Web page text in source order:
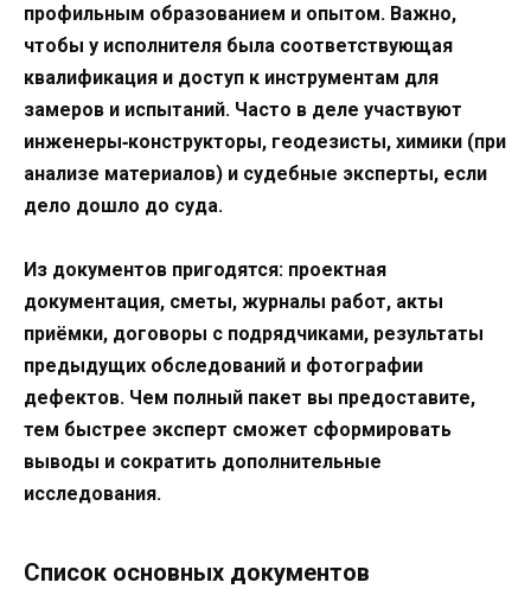
профильным образованием и опытом. Важно,
чтобы у исполнителя была соответствующая
квалификация и доступ к инструментам для
замеров и испытаний. Часто в деле участвуют
инженеры‑конструкторы, геодезисты, химики (при
анализе материалов) и судебные эксперты, если
дело дошло до суда.
Из документов пригодятся: проектная
документация, сметы, журналы работ, акты
приёмки, договоры с подрядчиками, результаты
предыдущих обследований и фотографии
дефектов. Чем полный пакет вы предоставите,
тем быстрее эксперт сможет сформировать
выводы и сократить дополнительные
исследования.
Список основных документов